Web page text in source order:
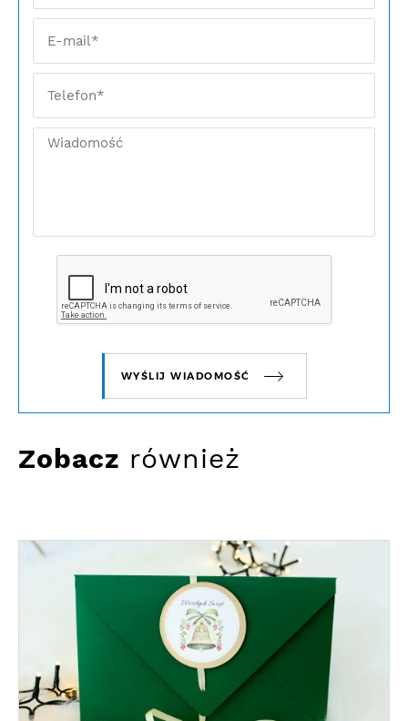
WYŚLIJ WIADOMOŚĆ
Zobacz również